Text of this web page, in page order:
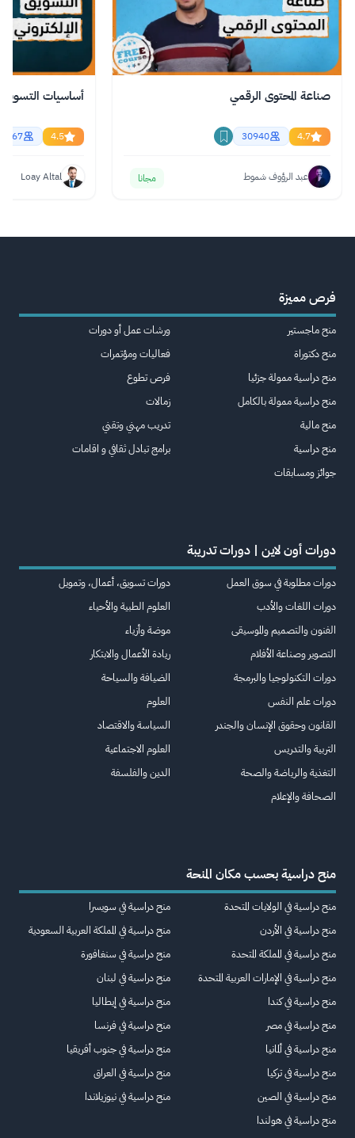
صناعة المحتوى الرقمي
4.7
30940
عبد الرؤوف شموط مجانا
أساسيات التسويق
4.5
Loay Altal
فرص مميزة
منح ماجستير
منح دكتوراة
منح دراسية ممولة جزئيا
منح دراسية ممولة بالكامل
منح مالية
منح دراسية
جوائز ومسابقات
ورشات عمل أو دورات
فعاليات ومؤتمرات
فرص تطوع
زمالات
تدريب مهني وتقني
برامج تبادل ثقافي و اقامات
دورات أون لاين | دورات تدريبة
دورات مطلوبة في سوق العمل
دورات اللغات والأدب
الفنون والتصميم والموسيقى
التصوير وصناعة الأفلام
دورات التكنولوجيا والبرمجة
دورات علم النفس
القانون وحقوق الإنسان والجندر
التربية والتدريس
التغذية والرياضة والصحة
الصحافة والإعلام
دورات تسويق، أعمال، وتمويل
العلوم الطبية والأحياء
موضة وأزياء
ريادة الأعمال والابتكار
الضيافة والسياحة
العلوم
السياسة والاقتصاد
العلوم الاجتماعية
الدين والفلسفة
منح دراسية بحسب مكان المنحة
منح دراسية في الولايات المتحدة
منح دراسية في الأردن
منح دراسية في المملكة المتحدة
منح دراسية في الإمارات العربية المتحدة
منح دراسية في كندا
منح دراسية في مصر
منح دراسية في ألمانيا
منح دراسية في تركيا
منح دراسية في الصين
منح دراسية في هولندا
منح دراسية في سويسرا
منح دراسية في المملكة العربية السعودية
منح دراسية في سنغافورة
منح دراسية في لبنان
منح دراسية في إيطاليا
منح دراسية في فرنسا
منح دراسية في جنوب أفريقيا
منح دراسية في العراق
منح دراسية في نيوزيلاندا